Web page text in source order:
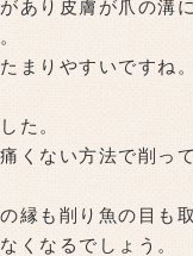
あり皮膚が爪の溝
まりやすいですね。
た。
くない方法で削っ
縁も削り魚の目も
くなるでしょう。